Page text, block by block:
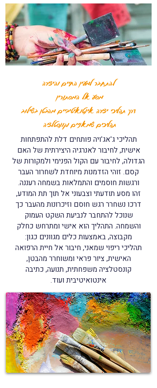
תהליכי ג'אג'ויה פותחים דלת להתפתחות
אישית, לחיבור לאנרגיה היצירתית של האם
הגדולה, לחיבור עם הקול הפנימי ולמקורות של
קסם. זוהי הזדמנות מיוחדת לשחרור העבר
ורגשות חוסמים והתמלאות בשמחה רעננה.
זהו מסע תודעתי וצבעוני אל תוך תת המודע,
דרכו נשחרר רגש חוסם וזיכרונות מהעבר כך
שנוכל להתחבר לנביעת השקט העמוק
והשמחה. התהליך הוא אישי ומתרחש כחלק
מקבוצה, באמצעות כלים מגוונים כגון:
תהליכי ריפוי שמאני, חיבור אל חיית הרפואה
האישית, ציור פראי ומשוחרר מהבטן,
קונסטלציה משפחתית, תנועה, כתיבה
אינטואיטיבית ועוד.
להתחבר למעין החיים והיצירה
מסע אל המסתורין
דרך תהליכי יצירה אינטואיטיביים מהבטן בשילוב
תהליכים שמאניים וקונסטלציה